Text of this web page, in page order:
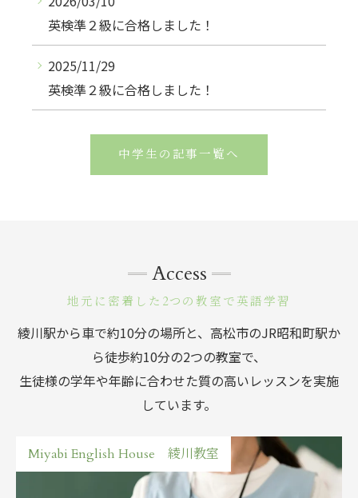
英検準２級に合格しました！
2025/11/29
英検準２級に合格しました！
中学生の記事一覧へ
地元に密着した2つの教室で英語学習
Access
綾川駅から車で約10分の場所と、高松市のJR昭和町駅か
ら徒歩約10分の2つの教室で、
生徒様の学年や年齢に合わせた質の高いレッスンを実施
しています。
Miyabi English House 綾川教室